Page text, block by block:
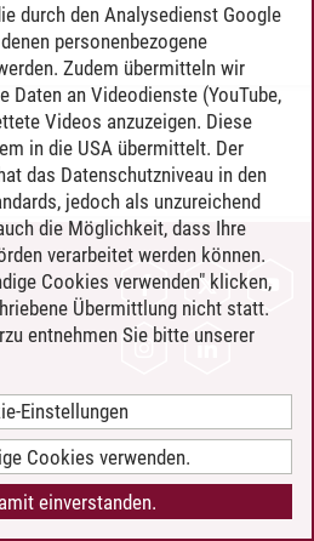
durch den Analysedienst Google
personenbezogene
Zudem übermitteln wir
Daten an Videodienste (YouTube,
Videos anzuzeigen. Diese
in die USA übermittelt. Der
das Datenschutzniveau in den
jedoch als unzureichend
die Möglichkeit, dass Ihre
verarbeitet werden können.
Cookies verwenden" klicken,
Übermittlung nicht statt.
entnehmen Sie bitte unserer
Einstellungen
Cookies verwenden.
einverstanden.